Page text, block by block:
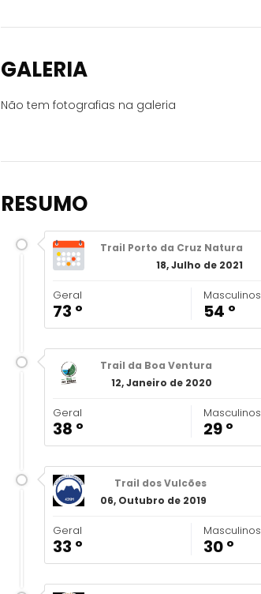
GALERIA
Não tem fotografias na galeria
RESUMO
Trail Porto da Cruz Natura
18, Julho de 2021
Geral
73 º
Masculinos
54 º
Trail da Boa Ventura
12, Janeiro de 2020
Geral
38 º
Masculinos
29 º
Trail dos Vulcões
06, Outubro de 2019
Geral
33 º
Masculinos
30 º